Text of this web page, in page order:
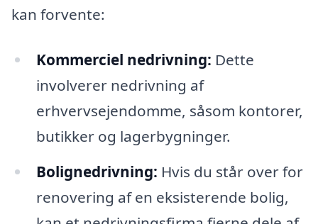
kan forvente:
Kommerciel nedrivning: Dette
involverer nedrivning af
erhvervsejendomme, såsom kontorer,
butikker og lagerbygninger.
Bolignedrivning: Hvis du står over for
renovering af en eksisterende bolig,